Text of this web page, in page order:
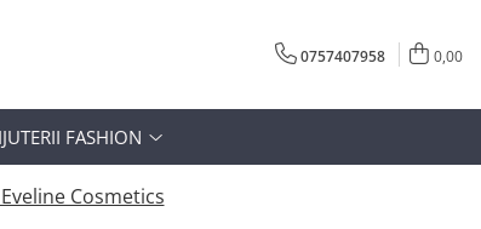
0757407958 0,00
FASHION
Cosmetics